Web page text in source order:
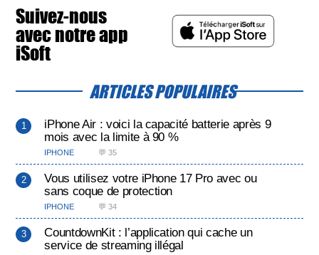
Suivez-nous
avec notre app
iSoft
ARTICLES POPULAIRES
iPhone Air : voici la capacité batterie après 9
mois avec la limite à 90 %
IPHONE 💬 35
Vous utilisez votre iPhone 17 Pro avec ou
sans coque de protection
IPHONE 💬 34
CountdownKit : l’application qui cache un
service de streaming illégal